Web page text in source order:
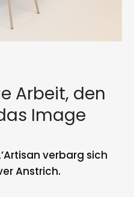
Arbeit, den
Image
verbarg sich
Anstrich.